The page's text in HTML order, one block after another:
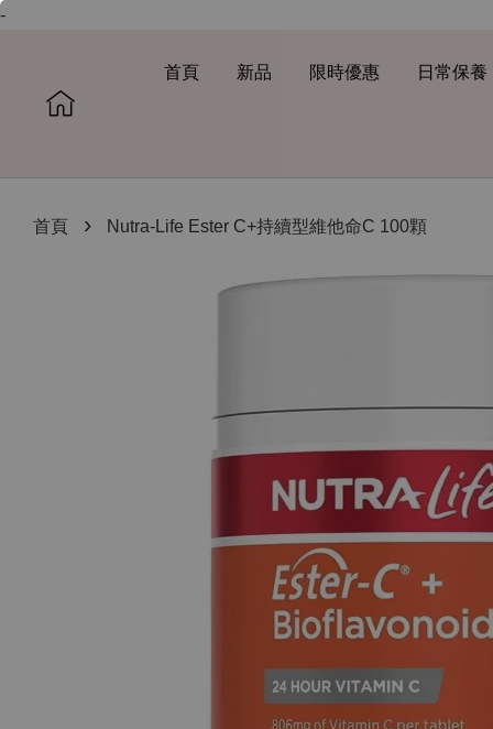
-
首頁 新品 限時優惠 日常保養
首頁 › Nutra-Life Ester C+持續型維他命C 100顆